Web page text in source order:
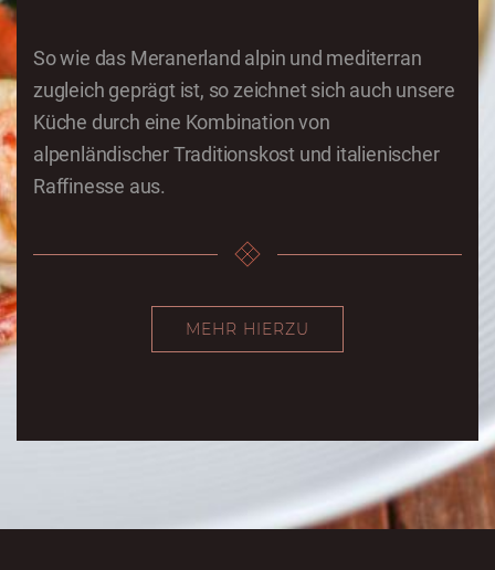
So wie das Meranerland alpin und mediterran
zugleich geprägt ist, so zeichnet sich auch unsere
Küche durch eine Kombination von
alpenländischer Traditionskost und italienischer
Raffinesse aus.
MEHR HIERZU